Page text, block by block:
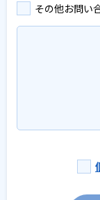
その他お問い